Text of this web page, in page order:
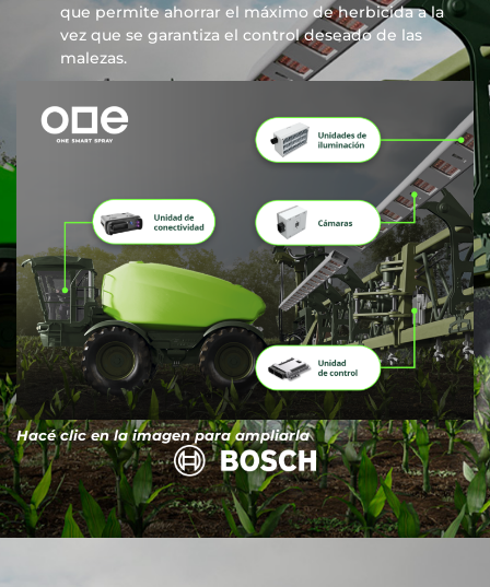
que permite ahorrar el máximo de herbicida a la
vez que se garantiza el control deseado de las
malezas.
Hacé clic en la imagen para ampliarla